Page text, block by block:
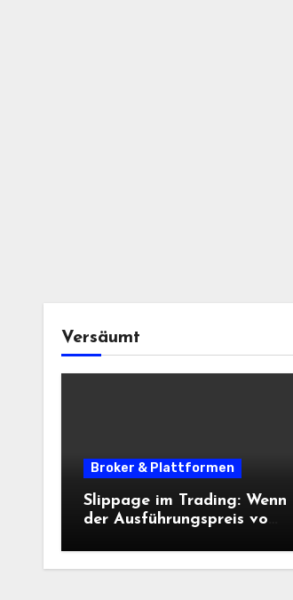
Versäumt
Broker & Plattformen
Slippage im Trading: Wenn
der Ausführungspreis vom
abweicht